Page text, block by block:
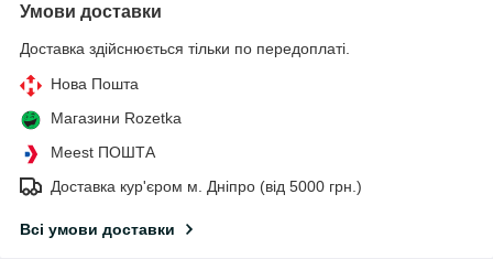
Умови доставки
Доставка здійснюється тільки по передоплаті.
Нова Пошта
Магазини Rozetka
Meest ПОШТА
Доставка кур'єром м. Дніпро (від 5000 грн.)
Всі умови доставки